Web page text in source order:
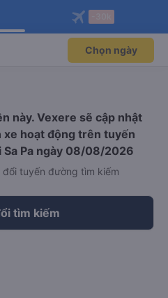
ngay!
viên độc
Mở app
vé máy bay qua
Mở app
Chọn ngày
này. Vexere sẽ cập nhật
xe hoạt động trên tuyến
Sa Pa ngày 08/08/2026
tuyến đường tìm kiếm
tìm kiếm